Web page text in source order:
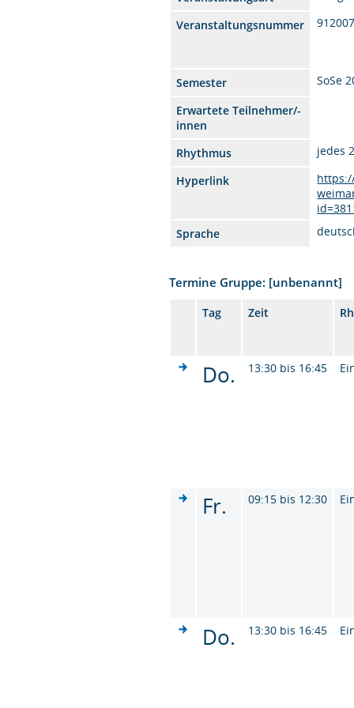
Veranstaltungsnummer
Semester
SoSe
Erwartete Teilnehmer/-
innen
Rhythmus
jedes
Hyperlink
Sprache
Termine Gruppe: [unbenannt]
Tag Zeit
Do. 13:30 bis 16:45
Fr. 09:15 bis 12:30
Do. 13:30 bis 16:45